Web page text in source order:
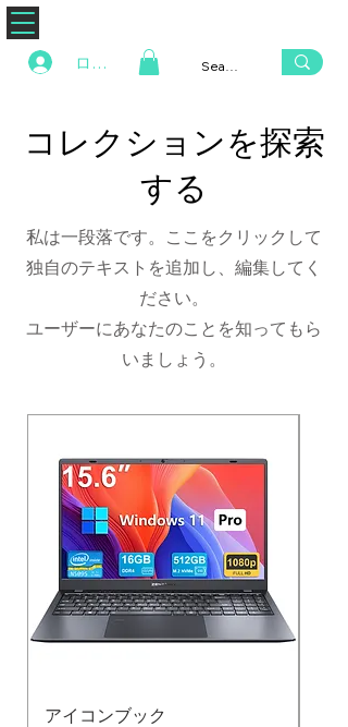
ログイン
コレクションを探索
する
私は一段落です。ここをクリックして
独自のテキストを追加し、編集してく
ださい。
ユーザーにあなたのことを知ってもら
いましょう。
アイコンブック